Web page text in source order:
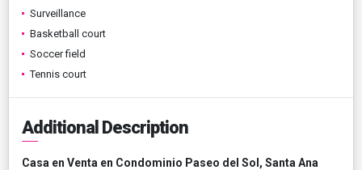
Surveillance
Basketball court
Soccer field
Tennis court
Additional Description
Casa en Venta en Condominio Paseo del Sol, Santa Ana